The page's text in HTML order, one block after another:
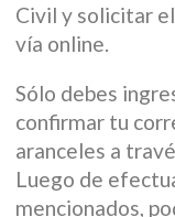
Civil y solicitar el
vía online.
Sólo debes
confirmar tu
aranceles a
Luego de
mencionados,